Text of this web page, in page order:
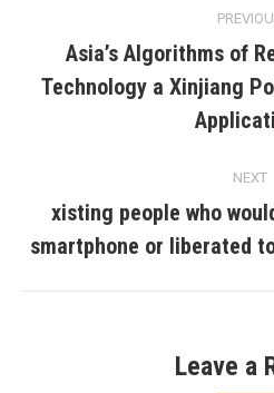
navigation
Asia’s Algorithms of
Technology a Xinjiang
NEXT
xisting people who
smartphone or liberated
Leave a